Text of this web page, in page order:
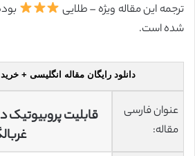
ترجمه این مقاله ویژه – طلایی
شده است.
دانلود رایگان مقاله انگلیسی +
عنوان فارسی
مقاله:
قابلیت پروبیوتیک